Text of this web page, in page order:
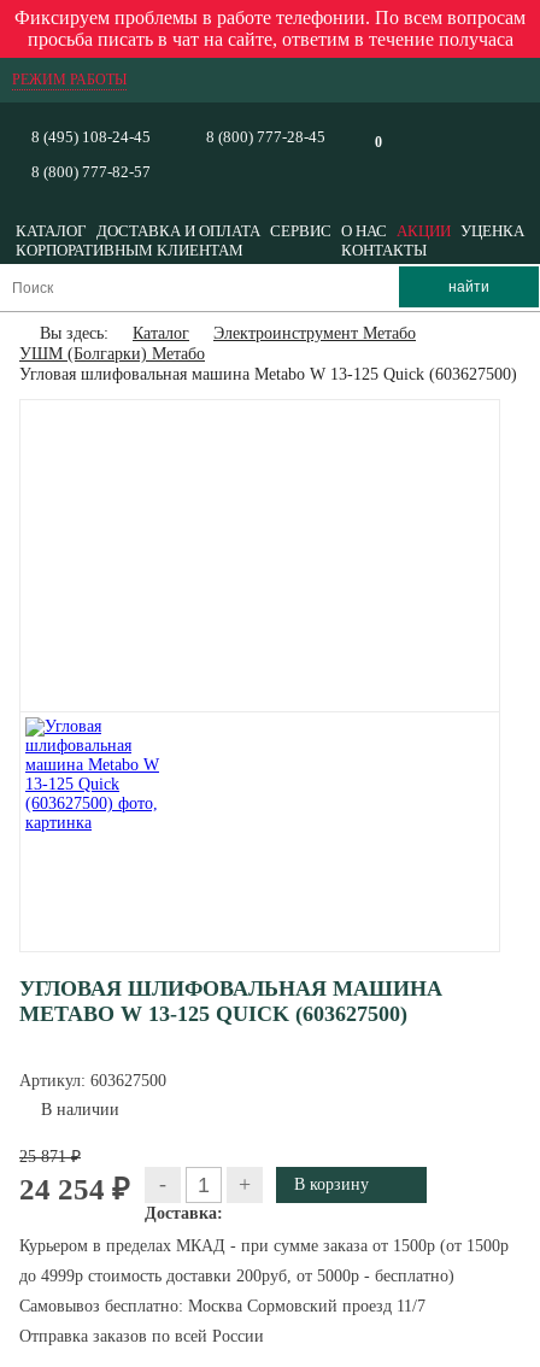
Фиксируем проблемы в работе телефонии. По всем вопросам
просьба писать в чат на сайте, ответим в течение получаса
РЕЖИМ РАБОТЫ
0
8 (495) 108-24-45
8 (800) 777-82-57
8 (800) 777-28-45
КАТАЛОГ ДОСТАВКА И ОПЛАТА СЕРВИС О НАС АКЦИИ УЦЕНКА
КОРПОРАТИВНЫМ КЛИЕНТАМ
КОНТАКТЫ
Вы здесь: Каталог
Электроинструмент Метабо
УШМ (Болгарки) Метабо
Угловая шлифовальная машина Metabo W 13-125 Quick (603627500)
УГЛОВАЯ ШЛИФОВАЛЬНАЯ МАШИНА
METABO W 13-125 QUICK (603627500)
Артикул: 603627500
В наличии
25 871 ₽
24 254 ₽ - +
Доставка:
Курьером в пределах МКАД - при сумме заказа от 1500р (от 1500р
до 4999р стоимость доставки 200руб, от 5000р - бесплатно)
Самовывоз бесплатно: Москва Сормовский проезд 11/7
Отправка заказов по всей России